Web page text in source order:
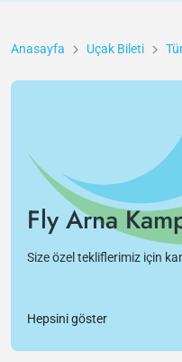
Anasayfa Uçak Bileti
Fly Arna
Size özel tekliflerimiz için
Hepsini göster